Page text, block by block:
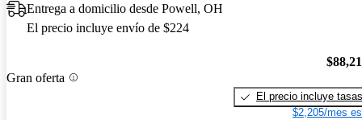
Entrega a domicilio desde Powell, OH
El precio incluye envío de $224
Gran oferta
El precio incluye tasas
$2,205/mes